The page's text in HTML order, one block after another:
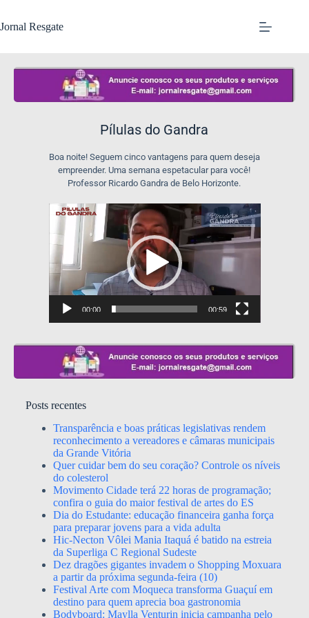
Jornal Resgate
Pílulas do Gandra
Boa noite! Seguem cinco vantagens para quem deseja
empreender. Uma semana espetacular para você!
Professor Ricardo Gandra de Belo Horizonte.
Tocador
de
vídeo
00:00 00:59
Posts recentes
Transparência e boas práticas legislativas rendem
reconhecimento a vereadores e câmaras municipais
da Grande Vitória
Quer cuidar bem do seu coração? Controle os níveis
do colesterol
Movimento Cidade terá 22 horas de programação;
confira o guia do maior festival de artes do ES
Dia do Estudante: educação financeira ganha força
para preparar jovens para a vida adulta
Hic-Necton Vôlei Mania Itaquá é batido na estreia
da Superliga C Regional Sudeste
Dez dragões gigantes invadem o Shopping Moxuara
a partir da próxima segunda-feira (10)
Festival Arte com Moqueca transforma Guaçuí em
destino para quem aprecia boa gastronomia
Bodyboard: Maylla Venturin inicia campanha pelo